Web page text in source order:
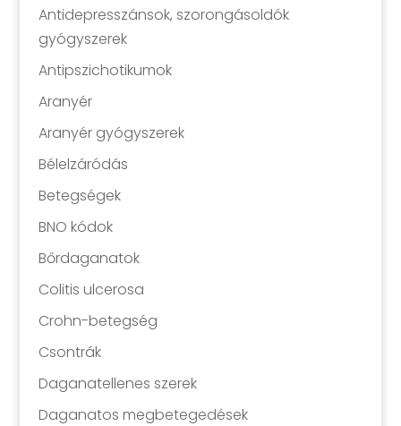
Antidepresszánsok, szorongásoldók
gyógyszerek
Antipszichotikumok
Aranyér
Aranyér gyógyszerek
Bélelzáródás
Betegségek
BNO kódok
Bőrdaganatok
Colitis ulcerosa
Crohn-betegség
Csontrák
Daganatellenes szerek
Daganatos megbetegedések